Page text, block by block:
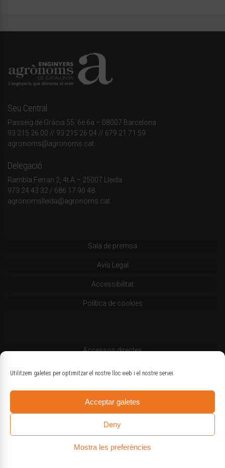
Utilitzem galetes per optimitzar el nostre lloc web i el nostre servei.
Acceptar galetes
Deny
Mostra les preferències
Seu Central
Passeig de Gràcia 55, 6è 6a – 08007 Barcelona
93 215 26 00 // 93 215 26 04 // 679 21 71 59
agronoms@agronoms.cat
Delegació
Rambla Ferran 2, 4t A – 25007 Lleida
973 24 43 32 / 686 17 90 48
agronomslleida@agronoms.cat
Sala de premsa
Avís Legal
Accessibilitat
Política de cookies
Accessos directes
Codi deontològic
Estatuts
Logotips oficials